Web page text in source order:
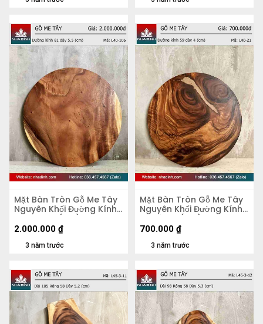
Mặt Bàn Tròn Gỗ Me Tây
Nguyên Khối Đường Kính
81 Dày 5,5 (cm)
3 năm trước
2.000.000 ₫
Mặt Bàn Tròn Gỗ Me Tây
Nguyên Khối Đường Kính
59 Dày 4 (cm)
3 năm trước
700.000 ₫